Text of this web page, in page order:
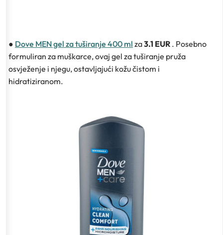
● Dove MEN gel za tuširanje 400 ml za3.1 EUR . Posebno
formuliran za muškarce, ovaj gel za tuširanje pruža
osvježenje i njegu, ostavljajući kožu čistom i
hidratiziranom.